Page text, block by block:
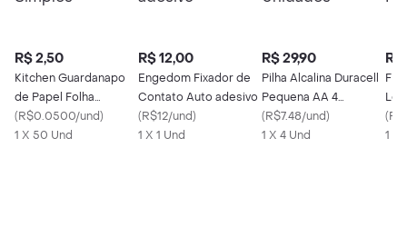
R$ 2,50
Kitchen Guardanapo
de Papel Folha
Simples
(R$0.0500/und)
1 X 50 Und
R$ 12,00
Engedom Fixador de
Contato Auto adesivo
(R$12/und)
1 X 1 Und
R$ 29,90
Pilha Alcalina Duracell
Pequena AA 4
Unidades
(R$7.48/und)
1 X 4 Und
R$
Brc
(
1